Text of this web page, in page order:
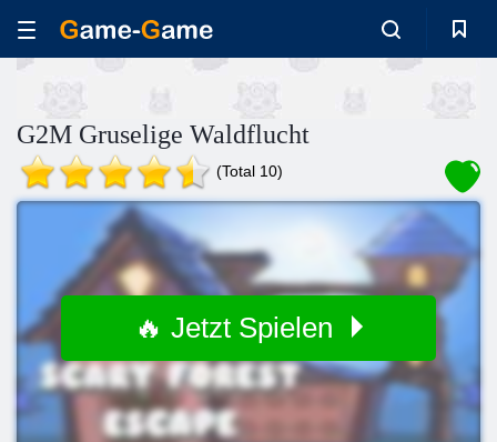
G2M Gruselige Waldflucht
(Total 10)
🔥 Jetzt Spielen